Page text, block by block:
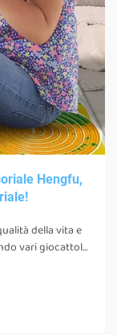
Hengfu,
della vita e
vari giocattoli
sensi